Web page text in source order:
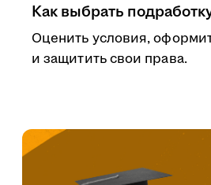
Как выбрать
Оценить условия,
и защитить свои права.